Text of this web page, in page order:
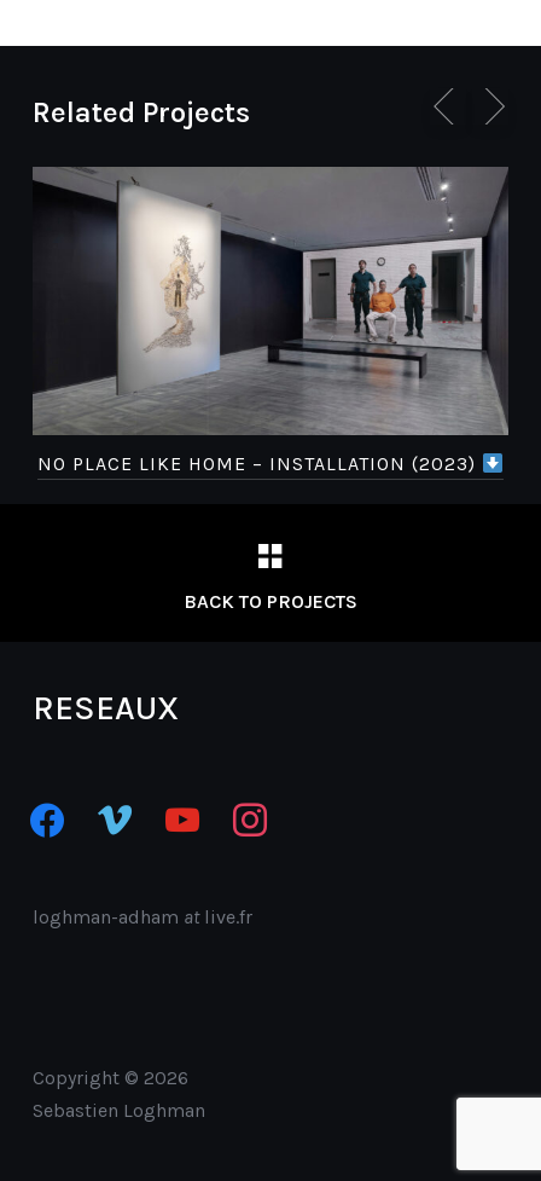
Related Projects
NO PLACE LIKE HOME – INSTALLATION (2023)
BACK TO PROJECTS
RESEAUX
facebookvimeo youtube instagram
loghman-adham atlive.fr
Copyright © 2026
Sebastien Loghman